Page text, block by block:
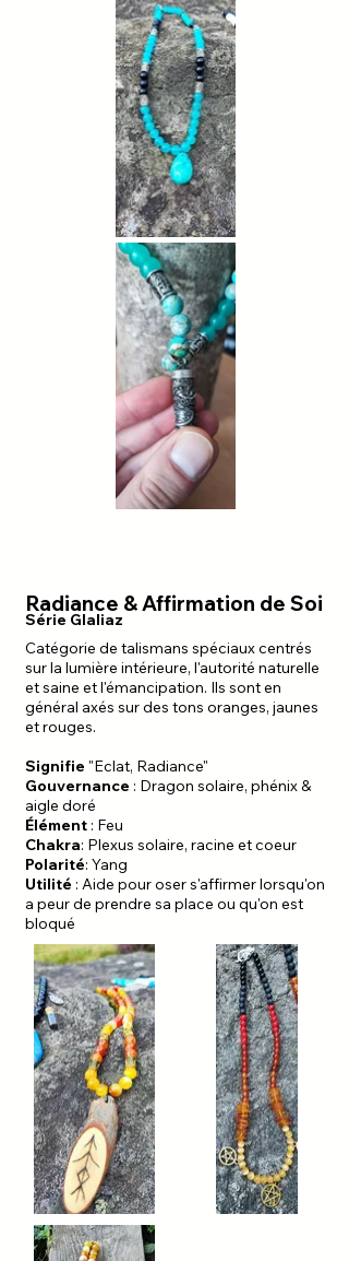
Radiance & Affirmation de Soi
Série Glaliaz
Catégorie de talismans spéciaux centrés
sur la lumière intérieure, l'autorité naturelle
et saine et l'émancipation. Ils sont en
général axés sur des tons oranges, jaunes
et rouges.
Signifie "Eclat, Radiance"
Gouvernance : Dragon solaire, phénix &
aigle doré
Élément : Feu
Chakra: Plexus solaire, racine et coeur
Polarité: Yang
Utilité : Aide pour oser s'affirmer lorsqu'on
a peur de prendre sa place ou qu'on est
bloqué